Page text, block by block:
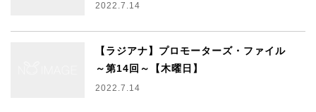
2022.7.14
【ラジアナ】プロモーターズ・ファイル
～第14回～【木曜日】
2022.7.14